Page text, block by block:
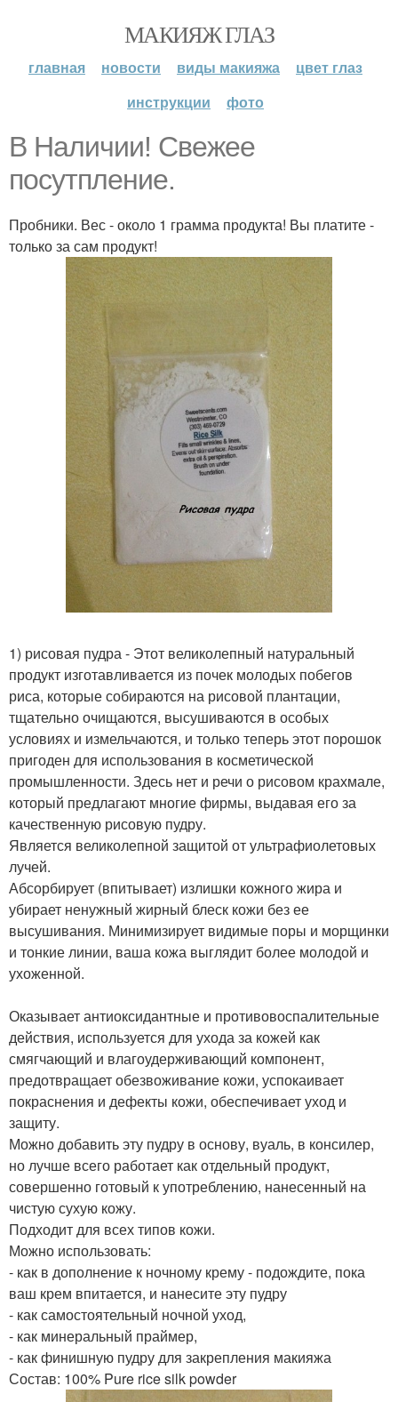
МАКИЯЖ ГЛАЗ
главная новости виды макияжа
цвет глаз
инструкции
фото
В Наличии! Свежее
посутпление.
Пробники. Вес - около 1 грамма продукта! Вы платите -
только за сам продукт!
1) рисовая пудра - Этот великолепный натуральный
продукт изготавливается из почек молодых побегов
риса, которые собираются на рисовой плантации,
тщательно очищаются, высушиваются в особых
условиях и измельчаются, и только теперь этот порошок
пригоден для использования в косметической
промышленности. Здесь нет и речи о рисовом крахмале,
который предлагают многие фирмы, выдавая его за
качественную рисовую пудру.
Является великолепной защитой от ультрафиолетовых
лучей.
Абсорбирует (впитывает) излишки кожного жира и
убирает ненужный жирный блеск кожи без ее
высушивания. Минимизирует видимые поры и морщинки
и тонкие линии, ваша кожа выглядит более молодой и
ухоженной.
Оказывает антиоксидантные и противовоспалительные
действия, используется для ухода за кожей как
смягчающий и влагоудерживающий компонент,
предотвращает обезвоживание кожи, успокаивает
покраснения и дефекты кожи, обеспечивает уход и
защиту.
Можно добавить эту пудру в основу, вуаль, в консилер,
но лучше всего работает как отдельный продукт,
совершенно готовый к употреблению, нанесенный на
чистую сухую кожу.
Подходит для всех типов кожи.
Можно использовать:
- как в дополнение к ночному крему - подождите, пока
ваш крем впитается, и нанесите эту пудру
- как самостоятельный ночной уход,
- как минеральный праймер,
- как финишную пудру для закрепления макияжа
Состав: 100% Pure rice silk powder